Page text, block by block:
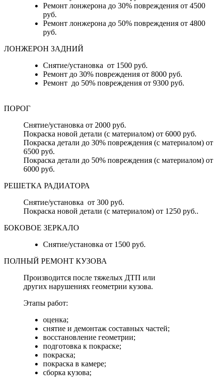
Ремонт лонжерона до 30% повреждения от 4500
руб.
Ремонт лонжерона до 50% повреждения от 4800
руб.
ЛОНЖЕРОН ЗАДНИЙ
Снятие/установка от 1500 руб.
Ремонт до 30% повреждения от 8000 руб.
Ремонт до 50% повреждения от 9300 руб.
ПОРОГ
Снятие/установка от 2000 руб.
Покраска новой детали (с материалом) от 6000 руб.
Покраска детали до 30% повреждения (с материалом) от
6500 руб.
Покраска детали до 50% повреждения (с материалом) от
6000 руб.
РЕШЕТКА РАДИАТОРА
Снятие/установка от 300 руб.
Покраска новой детали (с материалом) от 1250 руб..
БОКОВОЕ ЗЕРКАЛО
Снятие/установка от 1500 руб.
ПОЛНЫЙ РЕМОНТ КУЗОВА
Производится после тяжелых ДТП или
других нарушениях геометрии кузова.
Этапы работ:
оценка;
снятие и демонтаж составных частей;
восстановление геометрии;
подготовка к покраске;
покраска;
покраска в камере;
сборка кузова;